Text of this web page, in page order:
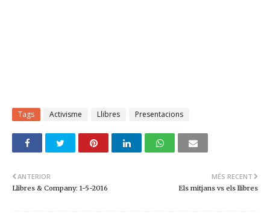
Tags Activisme Llibres Presentacions
MÉS RECENT
Els mitjans vs els llibres
ANTERIOR
Llibres & Company: 1-5-2016